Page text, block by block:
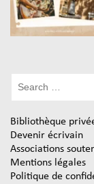
Bibliothèque
Devenir écrivain
Associations
Mentions légales
Politique de